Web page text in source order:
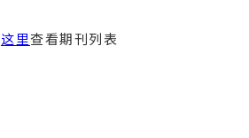
这里查看期刊列表